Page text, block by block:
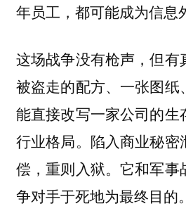
年员工，都可能成为信息
这场战争没有枪声，但有
被盗走的配方、一张图纸
能直接改写一家公司的生
行业格局。陷入商业秘密
偿，重则入狱。它和军事
争对手于死地为最终目的。